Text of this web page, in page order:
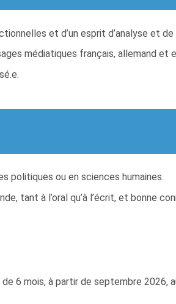
et d’un esprit d’analyse et
médiatiques français, allemand et
politiques ou en sciences humaines.
tant à l’oral qu’à l’écrit, et bonne
6 mois, à partir de septembre 2026,